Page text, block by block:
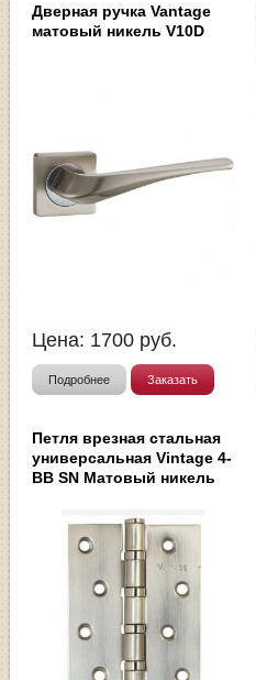
Дверная ручка Vantage
матовый никель V10D
Цена: 1700 руб.
Подробнее Заказать
Петля врезная стальная
универсальная Vintage 4-
BB SN Матовый никель